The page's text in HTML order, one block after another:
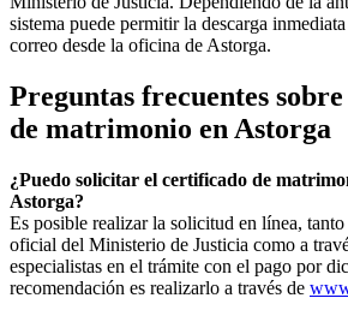
sistema puede permitir la descarga
correo desde la oficina de Astorga.
Preguntas frecuentes
de matrimonio en Astorga
¿Puedo solicitar el certificado de
Astorga?
Es posible realizar la solicitud en línea,
oficial del Ministerio de Justicia como a
especialistas en el trámite con el pago por
recomendación es realizarlo a través de